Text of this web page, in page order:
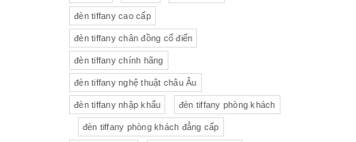
Rượu Whisky Rượu vang
Tượng gốm Đèn bàn
Tượng Bộ trà sứ Tiệp
đèn tiffany cao cấp
đèn tiffany chân đồng cổ điển
đèn tiffany chính hãng
đèn tiffany nghệ thuật châu Âu
đèn tiffany nhập khẩu đèn tiffany phòng khách
đèn tiffany phòng khách đẳng cấp